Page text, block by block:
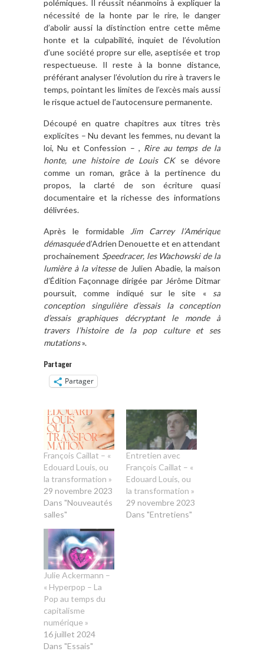
polémiques. Il réussit néanmoins à expliquer la
nécessité de la honte par le rire, le danger
d’abolir aussi la distinction entre cette même
honte et la culpabilité, inquiet de l’évolution
d’une société propre sur elle, aseptisée et trop
respectueuse. Il reste à la bonne distance,
préférant analyser l’évolution du rire à travers le
temps, pointant les limites de l’excès mais aussi
le risque actuel de l’autocensure permanente.
Découpé en quatre chapitres aux titres très
explicites – Nu devant les femmes, nu devant la
loi, Nu et Confession – , Rire au temps de la
honte, une histoire de Louis CKse dévore
comme un roman, grâce à la pertinence du
propos, la clarté de son écriture quasi
documentaire et la richesse des informations
délivrées.
Après le formidable
Jim Carrey l’Amérique
démasquéed’Adrien Denouette et en attendant
prochainement Speedracer, les Wachowski de la
lumière à la vitessede Julien Abadie, la maison
d’Édition Façonnage dirigée par Jérôme Ditmar
poursuit, comme indiqué sur le site « sa
conception singulière d’essais la conception
d’essais graphiques décryptant le monde à
travers l’histoire de la pop culture et ses
mutations».
Partager
Partager
François Caillat – «
Edouard Louis, ou
la transformation »
29 novembre 2023
Dans "Nouveautés
salles"
Entretien avec
François Caillat – «
Edouard Louis, ou
la transformation »
29 novembre 2023
Dans "Entretiens"
Julie Ackermann –
« Hyperpop – La
Pop au temps du
capitalisme
numérique »
16 juillet 2024
Dans "Essais"